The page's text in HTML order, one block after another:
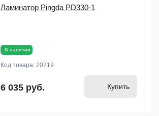
Ламинатор Pingda PD330-1
В наличии
Код товара: 20219
6 035 руб. Купить